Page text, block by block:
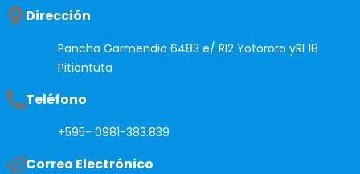
Saltar
contenido
Dirección
Pancha Garmendia 6483 e/ RI2 Yotororo yRI 18
Pitiantuta
Teléfono
+595- 0981-383.839
Correo Electrónico